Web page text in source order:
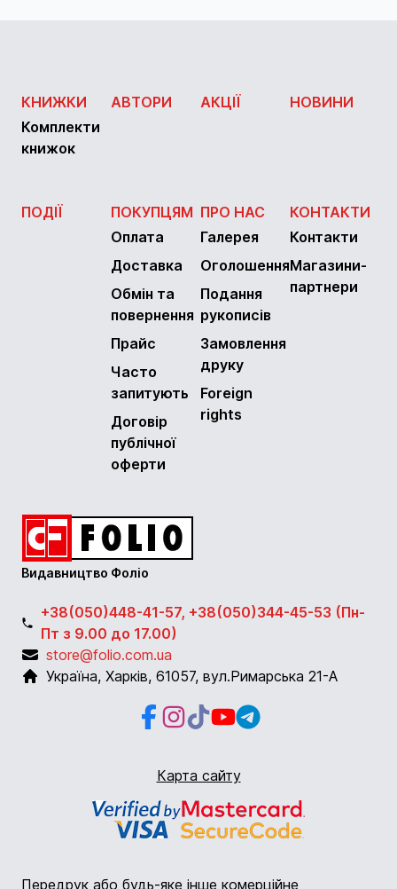
КНИЖКИ
Комплекти
книжок
АВТОРИ АКЦІЇ НОВИНИ
ПОДІЇ
ПОКУПЦЯМ
Оплата
Доставка
Обмін та
повернення
Прайс
Часто
запитують
Договір
публічної
оферти
ПРО НАС
Галерея
Оголошення
Подання
рукописів
Замовлення
друку
Foreign
rights
КОНТАКТИ
Контакти
Магазини-
партнери
Видавництво Фоліо
+38(050)448-41-57, +38(050)344-45-53 (Пн-
Пт з 9.00 до 17.00)
store@folio.com.ua
Україна, Харків, 61057, вул.Римарська 21-А
Facebook
Instagram
Instagram
YoutubeTelegram
Карта сайту
Передрук або будь-яке інше комерційне